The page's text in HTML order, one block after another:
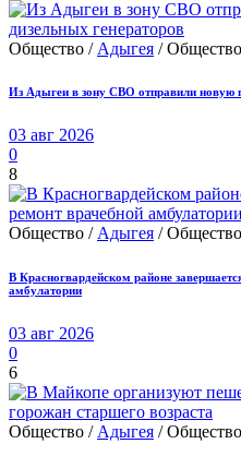
Общество / Адыгея / Общество
Из Адыгеи в зону СВО отправили новую
03 авг 2026
0
8
Общество /Адыгея / Общество
В Красногвардейском районе
амбулатории
03 авг 2026
0
6
Общество / Адыгея / Общество